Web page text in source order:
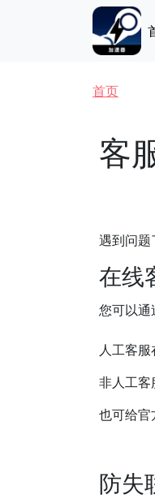
面包屑
首页
客
遇到问题
在线
您可以通
人工客
非人工客
也可给官
防失